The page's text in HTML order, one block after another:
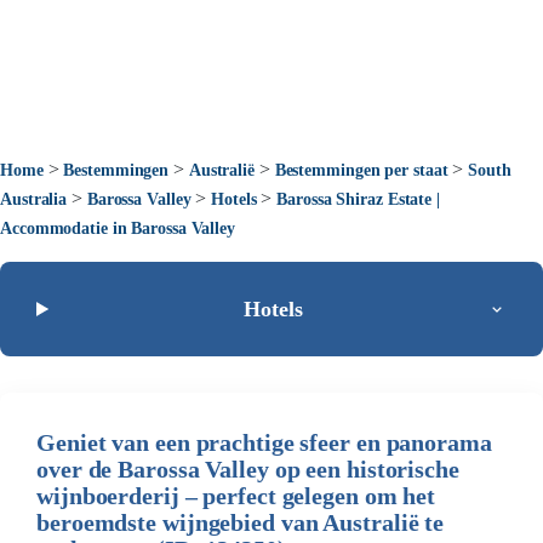
Home>Bestemmingen > Australië> Bestemmingen per staat>South
Australia > Barossa Valley>Hotels>Barossa Shiraz Estate |
Accommodatie in Barossa Valley
Hotels
Geniet van een prachtige sfeer en panorama
over de Barossa Valley op een historische
wijnboerderij – perfect gelegen om het
beroemdste wijngebied van Australië te